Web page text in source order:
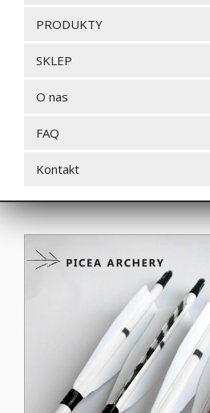
PRODUKTY
SKLEP
O nas
FAQ
Kontakt